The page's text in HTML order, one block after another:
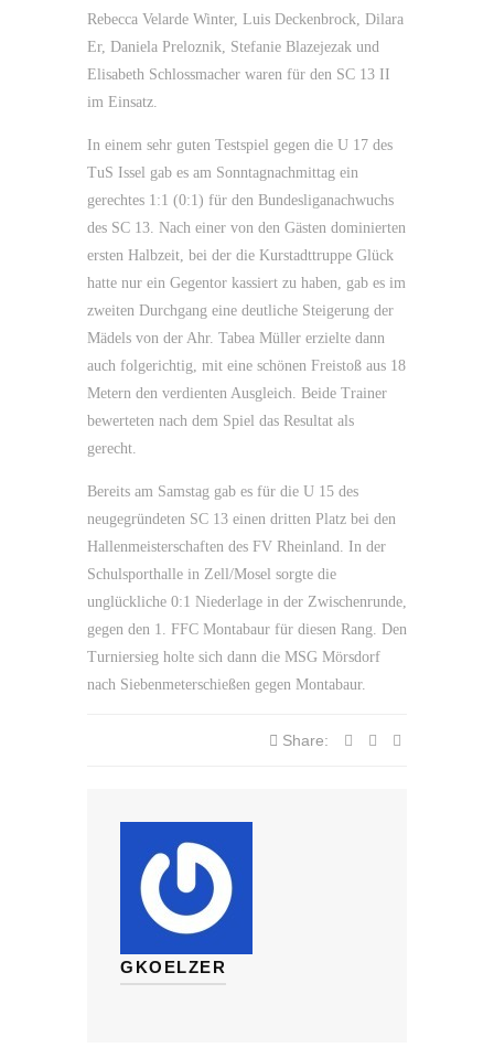
Rebecca Velarde Winter, Luis Deckenbrock, Dilara
Er, Daniela Preloznik, Stefanie Blazejezak und
Elisabeth Schlossmacher waren für den SC 13 II
im Einsatz.
In einem sehr guten Testspiel gegen die U 17 des
TuS Issel gab es am Sonntagnachmittag ein
gerechtes 1:1 (0:1) für den Bundesliganachwuchs
des SC 13. Nach einer von den Gästen dominierten
ersten Halbzeit, bei der die Kurstadttruppe Glück
hatte nur ein Gegentor kassiert zu haben, gab es im
zweiten Durchgang eine deutliche Steigerung der
Mädels von der Ahr. Tabea Müller erzielte dann
auch folgerichtig, mit eine schönen Freistoß aus 18
Metern den verdienten Ausgleich. Beide Trainer
bewerteten nach dem Spiel das Resultat als
gerecht.
Bereits am Samstag gab es für die U 15 des
neugegründeten SC 13 einen dritten Platz bei den
Hallenmeisterschaften des FV Rheinland. In der
Schulsporthalle in Zell/Mosel sorgte die
unglückliche 0:1 Niederlage in der Zwischenrunde,
gegen den 1. FFC Montabaur für diesen Rang. Den
Turniersieg holte sich dann die MSG Mörsdorf
nach Siebenmeterschießen gegen Montabaur.
Share:
GKOELZER